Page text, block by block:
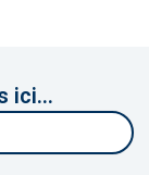
ici...